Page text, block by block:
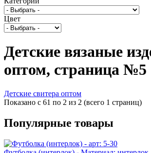
Цвет
Детские вязаные
оптом, страница №5
Детские свитера оптом
Показано с 61 по 2 из 2 (всего 1 страниц)
Популярные товары